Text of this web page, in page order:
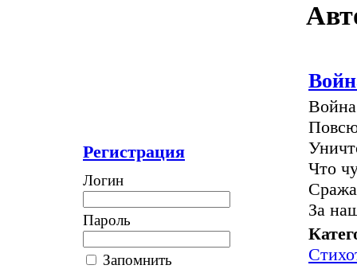
Регистрация
Логин
Пароль
Запомнить
Что
За